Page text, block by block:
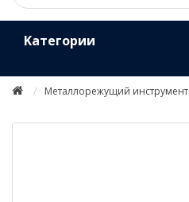
Kатегории
Металлорежущий инструмент